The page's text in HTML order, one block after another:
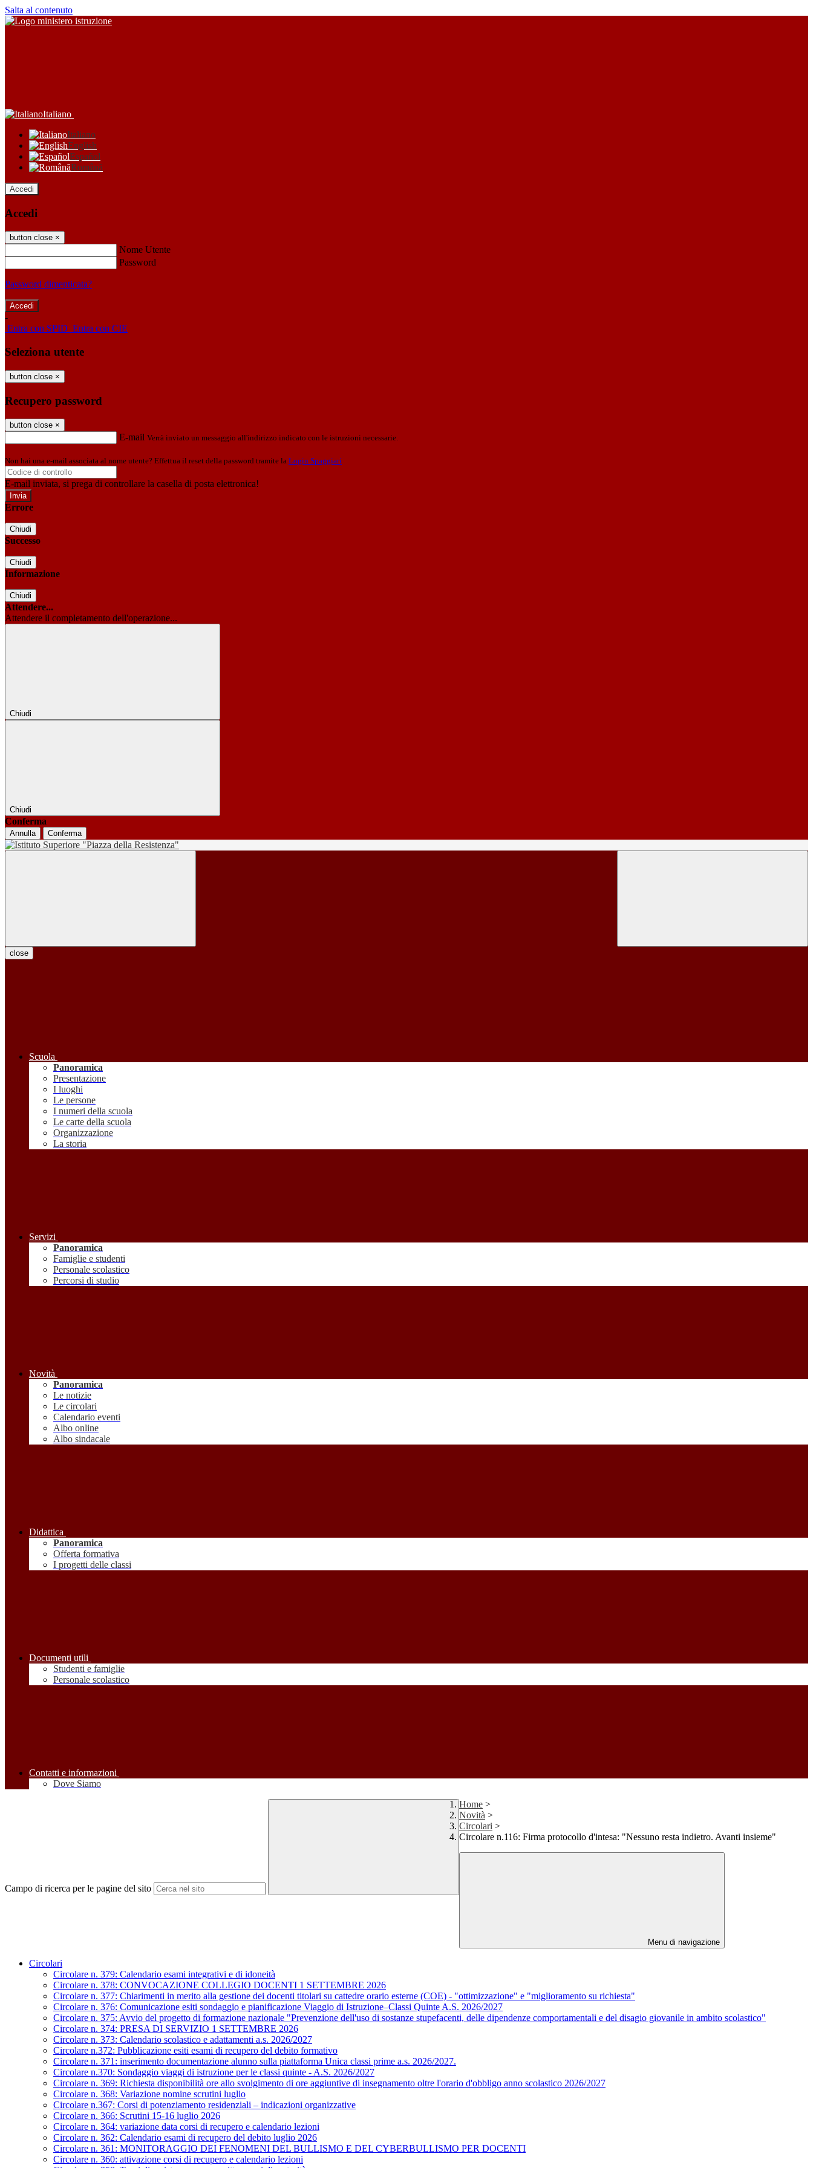
Salta al contenuto
Italiano
Italiano
English
Español
Română
Accedi
Accedi
button close ×
Nome Utente
Password
Password dimenticata?
-
Entra con SPID Entra con CIE
Seleziona utente
button close ×
Recupero password
button close ×
E-mail Verrà inviato un messaggio all'indirizzo indicato con le istruzioni necessarie.
Non hai una e-mail associata al nome utente? Effettua il reset della password tramite la Login Spaggiari
E-mail inviata, si prega di controllare la casella di posta elettronica!
Errore
Chiudi
Successo
Chiudi
Informazione
Chiudi
Attendere...
Attendere il completamento dell'operazione...
Chiudi
Chiudi
Conferma
Annulla Conferma
close
Scuola
Panoramica
Presentazione
I luoghi
Le persone
I numeri della scuola
Le carte della scuola
Organizzazione
La storia
Servizi
Panoramica
Famiglie e studenti
Personale scolastico
Percorsi di studio
Novità
Panoramica
Le notizie
Le circolari
Calendario eventi
Albo online
Albo sindacale
Didattica
Panoramica
Offerta formativa
I progetti delle classi
Documenti utili
Studenti e famiglie
Personale scolastico
Contatti e informazioni
Dove Siamo
Campo di ricerca per le pagine del sito
Home >
Novità >
Circolari >
Circolare n.116: Firma protocollo d'intesa: "Nessuno resta indietro. Avanti insieme"
Menu di navigazione
Circolari
Circolare n. 379: Calendario esami integrativi e di idoneità
Circolare n. 378: CONVOCAZIONE COLLEGIO DOCENTI 1 SETTEMBRE 2026
Circolare n. 377: Chiarimenti in merito alla gestione dei docenti titolari su cattedre orario esterne (COE) - "ottimizzazione" e "miglioramento su richiesta"
Circolare n. 376: Comunicazione esiti sondaggio e pianificazione Viaggio di Istruzione–Classi Quinte A.S. 2026/2027
Circolare n. 375: Avvio del progetto di formazione nazionale "Prevenzione dell'uso di sostanze stupefacenti, delle dipendenze comportamentali e del disagio giovanile in ambito scolastico"
Circolare n. 374: PRESA DI SERVIZIO 1 SETTEMBRE 2026
Circolare n. 373: Calendario scolastico e adattamenti a.s. 2026/2027
Circolare n.372: Pubblicazione esiti esami di recupero del debito formativo
Circolare n. 371: inserimento documentazione alunno sulla piattaforma Unica classi prime a.s. 2026/2027.
Circolare n.370: Sondaggio viaggi di istruzione per le classi quinte - A.S. 2026/2027
Circolare n. 369: Richiesta disponibilità ore allo svolgimento di ore aggiuntive di insegnamento oltre l'orario d'obbligo anno scolastico 2026/2027
Circolare n. 368: Variazione nomine scrutini luglio
Circolare n.367: Corsi di potenziamento residenziali – indicazioni organizzative
Circolare n. 366: Scrutini 15-16 luglio 2026
Circolare n. 364: variazione data corsi di recupero e calendario lezioni
Circolare n. 362: Calendario esami di recupero del debito luglio 2026
Circolare n. 361: MONITORAGGIO DEI FENOMENI DEL BULLISMO E DEL CYBERBULLISMO PER DOCENTI
Circolare n. 360: attivazione corsi di recupero e calendario lezioni